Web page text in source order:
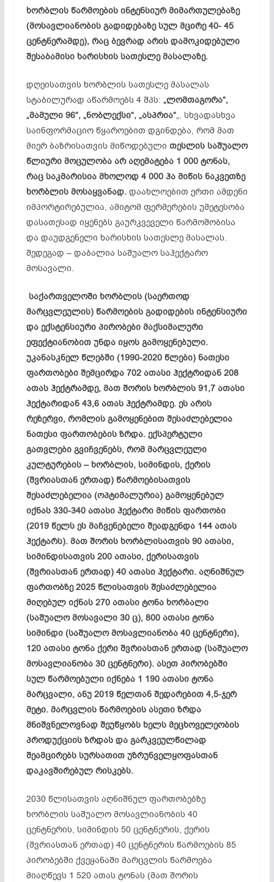
ხორბლის წარმოების ინტენსიურ მიმართულებაზე
(მოსავლიანობის გადიდებაზე სულ მცირე40- 45
ცენტნერამდე), რაც ბევრად არის დამოკიდებული
შესაბამისი ხარისხის სათესლე მასალაზე.
დღეისათვის ხორბლის სათესლე მასალას
სტაბილურად აწარმოებს 4 შპს: „ლომთაგორა“,
„მამული 96“, „ნობლექსი“, „ასპრია“„. სხვადასხვა
საინფორმაციო წყაროებით დგინდება, რომ მათ
მიერ ბაზრისათვის მიწოდებული თესლის საშუალო
წლიური მოცულობა არ აღემატება 1 000 ტონას,
რაც საკმარისია მხოლოდ 4 000 ჰა მიწის ნაკვეთზე
ხორბლის მოსაყვანად.დაახლოებით ერთი ამდენი
იმპორტირებულია, ამიტომ ფერმერების უმეტესობა
დასათესად იყენებს გაურკვეველი წარმოშობისა
და დაუდგენელი ხარისხის სათესლე მასალას.
შედეგად – დაბალია საშუალო საჰექტარო
მოსავალი.
საქართველოში ხორბლის(საერთოდ
მარცვლეულის) წარმოების გადიდების ინტენსიური
და ექსტენსიური პირობები მაქსიმალური
ეფექტიანობით უნდა იყოს გამოყენებული.
უკანასკნელ წლებში(1990-2020 წლები) ნათესი
ფართობები შემცირდა702 ათასი ჰექტრიდან208
ათას ჰექტრამდე, მათ შორის ხორბლის91,7 ათასი
ჰექტარიდან43,6 ათას ჰექტრამდე. ეს არის
რეზერვი, რომლის გამოყენებით შესაძლებელია
ნათესი ფართობების ზრდა. ექსპერტული
გათვლები გვიჩვენებს, რომ მარცვლეული
კულტურების– ხორბლის, სიმინდის, ქერის
(შვრიასთან ერთად) წარმოებისათვის
შესაძლებელია(ოპტიმალურია) გამოყენებულ
იქნას330-340 ათასი ჰექტარი მიწის ფართობი
(2019 წელს ეს მაჩვენებელი შეადგენდა144 ათას
ჰექტარს). მათ შორის ხორბლისათვის90 ათასი,
სიმინდისათვის200 ათასი, ქერისათვის
(შვრიასთან ერთად) 40 ათასი ჰექტარი. აღნიშნულ
ფართობზე2025 წლისათვის შესაძლებელია
მიღებულ იქნას270 ათასი ტონა ხორბალი
(საშუალო მოსავალი30 ც), 800 ათასი ტონა
სიმინდი(საშუალო მოსავლიანობა40 ცენტნერი),
120 ათასი ტონა ქერი შვრიასთან ერთად(საშუალო
მოსავლიანობა30 ცენტნერი). ასეთ პირობებში
სულ წარმოებული იქნება1 190 ათასი ტონა
მარცვალი, ანუ2019 წელთან შედარებით4,5-ჯერ
მეტი. მარცვლის წარმოების ასეთი ზრდა
მნიშვნელოვნად შეუწყობს ხელს მეცხოველეობის
პროდუქციის ზრდას და გარკვეულწილად
შეამცირებს სურსათით უზრუნველყოფასთან
დაკავშირებულ რისკებს.
2030 წლისათვის აღნიშნულ ფართობებზე
ხორბლის საშუალო მოსავლიანობის 40
ცენტნერის, სიმინდის 50 ცენტნერის, ქერის
(შვრიასთან ერთად) 40 ცენტნერის წარმოების 85
პირობებში ქვეყანაში მარცვლის წარმოება
მიაღწევს 1 520 ათას ტონას (მათ შორის